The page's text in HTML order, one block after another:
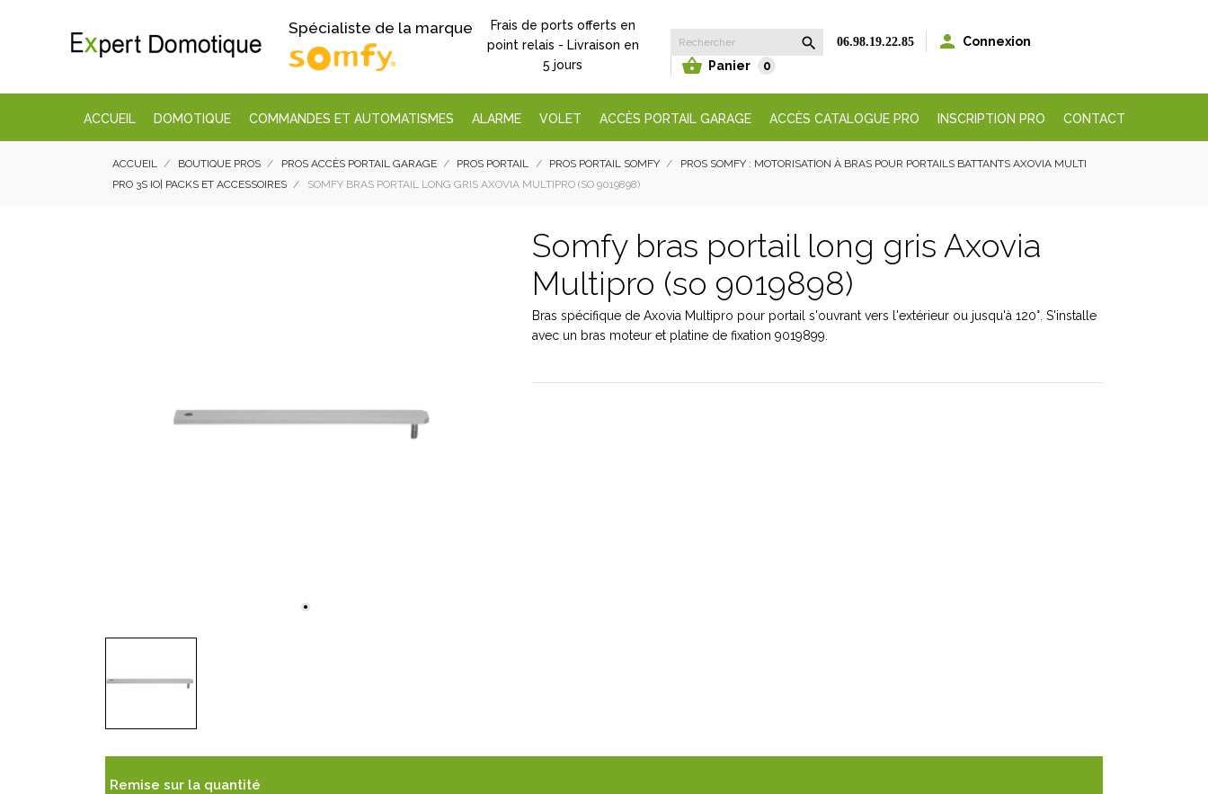
Spécialiste de la marque
Frais de ports offerts en
point relais - Livraison en
5 jours
 06.98.19.22.85  Connexion
 Panier 0
ACCUEIL DOMOTIQUE COMMANDES ET AUTOMATISMES ALARME VOLET ACCÈS PORTAIL GARAGE ACCÈS CATALOGUE PRO INSCRIPTION PRO CONTACT
ACCUEIL BOUTIQUE PROS PROS ACCÈS PORTAIL GARAGE PROS PORTAIL PROS PORTAIL SOMFY
PROS SOMFY : MOTORISATION À BRAS POUR PORTAILS BATTANTS AXOVIA MULTI
PRO 3S IO| PACKS ET ACCESSOIRES
SOMFY BRAS PORTAIL LONG GRIS AXOVIA MULTIPRO (SO 9019898)
Somfy bras portail long gris Axovia
Multipro (so 9019898)
Bras spécifique de Axovia Multipro pour portail s'ouvrant vers l'extérieur ou jusqu'à 120°. S'installe
avec un bras moteur et platine de fixation 9019899.
Remise sur la quantité